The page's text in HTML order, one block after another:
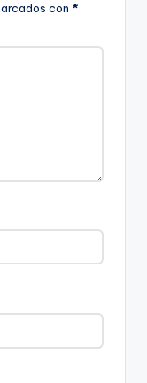
con *